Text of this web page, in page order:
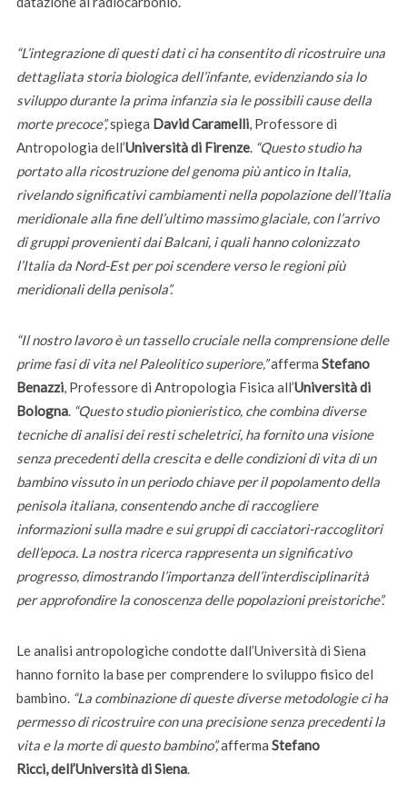
“L’integrazione di questi dati ci ha consentito di ricostruire una
dettagliata storia biologica dell’infante, evidenziando sia lo
sviluppo durante la prima infanzia sia le possibili cause della
morte precoce”,spiega David Caramelli, Professore di
Antropologia dell’Università di Firenze. “Questo studio ha
portato alla ricostruzione del genoma più antico in Italia,
rivelando significativi cambiamenti nella popolazione dell’Italia
meridionale alla fine dell’ultimo massimo glaciale, con l’arrivo
di gruppi provenienti dai Balcani, i quali hanno colonizzato
l’Italia da Nord-Est per poi scendere verso le regioni più
meridionali della penisola”.
“Il nostro lavoro è un tassello cruciale nella comprensione delle
prime fasi di vita nel Paleolitico superiore,”afferma Stefano
Benazzi, Professore di Antropologia Fisica all’Università di
Bologna. “Questo studio pionieristico, che combina diverse
tecniche di analisi dei resti scheletrici, ha fornito una visione
senza precedenti della crescita e delle condizioni di vita di un
bambino vissuto in un periodo chiave per il popolamento della
penisola italiana, consentendo anche di raccogliere
informazioni sulla madre e sui gruppi di cacciatori-raccoglitori
dell’epoca. La nostra ricerca rappresenta un significativo
progresso, dimostrando l’importanza dell’interdisciplinarità
per approfondire la conoscenza delle popolazioni preistoriche”.
Le analisi antropologiche condotte dall’Università di Siena
hanno fornito la base per comprendere lo sviluppo fisico del
bambino. “La combinazione di queste diverse metodologie ci ha
permesso di ricostruire con una precisione senza precedenti la
vita e la morte di questo bambino”,afferma Stefano
Ricci,dell’Università di Siena.